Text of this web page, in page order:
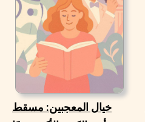
خيال المعجبين: مسقط